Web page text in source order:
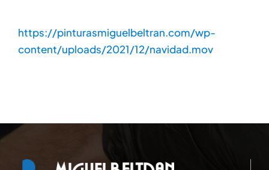
https://pinturasmiguelbeltran.com/wp-
content/uploads/2021/12/navidad.mov